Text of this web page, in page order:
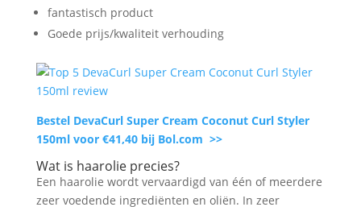
fantastisch product
Goede prijs/kwaliteit verhouding
Bestel DevaCurl Super Cream Coconut Curl Styler
150ml voor €41,40 bij Bol.com >>
Wat is haarolie precies?
Een haarolie wordt vervaardigd van één of meerdere
zeer voedende ingrediënten en oliën. In zeer